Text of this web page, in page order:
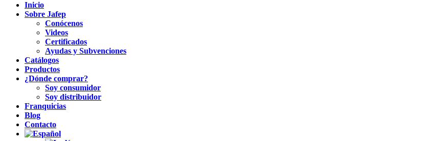
Inicio
Sobre Jafep
Conócenos
Videos
Certificados
Ayudas y Subvenciones
Catálogos
Productos
¿Dónde comprar?
Soy consumidor
Soy distribuidor
Franquicias
Blog
Contacto